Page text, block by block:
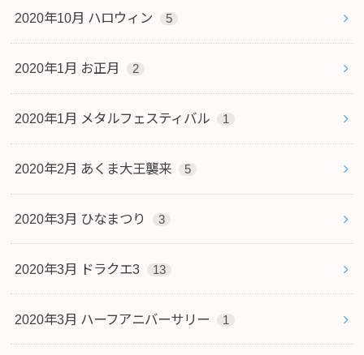
2020年10月 ハロウィン 5
2020年1月 お正月 2
2020年1月 メタルフェスティバル 1
2020年2月 あくま大王襲来 5
2020年3月 ひなまつり 3
2020年3月 ドラクエ3 13
2020年3月 ハーフアニバーサリー 1